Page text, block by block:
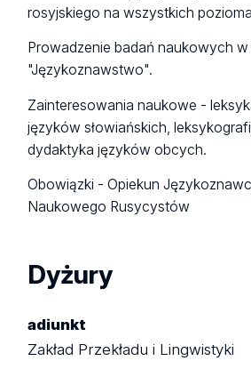
rosyjskiego na wszystkich
Prowadzenie badań naukowych w
"Językoznawstwo".
Zainteresowania naukowe -
języków słowiańskich,
dydaktyka języków obcych.
Obowiązki - Opiekun
Naukowego Rusycystów
Dyżury
adiunkt
Zakład Przekładu i Lingwistyki